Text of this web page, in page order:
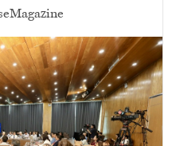
eMagazine